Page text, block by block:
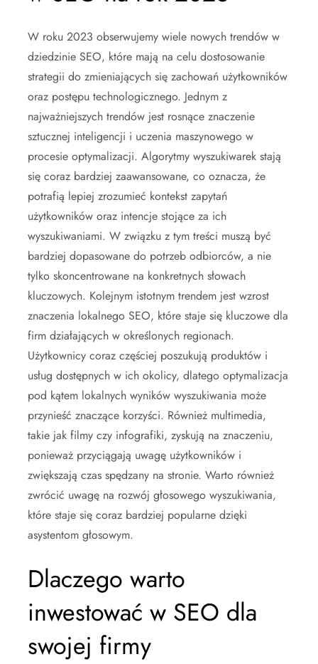
W roku 2023 obserwujemy wiele nowych trendów w
dziedzinie SEO, które mają na celu dostosowanie
strategii do zmieniających się zachowań użytkowników
oraz postępu technologicznego. Jednym z
najważniejszych trendów jest rosnące znaczenie
sztucznej inteligencji i uczenia maszynowego w
procesie optymalizacji. Algorytmy wyszukiwarek stają
się coraz bardziej zaawansowane, co oznacza, że
potrafią lepiej zrozumieć kontekst zapytań
użytkowników oraz intencje stojące za ich
wyszukiwaniami. W związku z tym treści muszą być
bardziej dopasowane do potrzeb odbiorców, a nie
tylko skoncentrowane na konkretnych słowach
kluczowych. Kolejnym istotnym trendem jest wzrost
znaczenia lokalnego SEO, które staje się kluczowe dla
firm działających w określonych regionach.
Użytkownicy coraz częściej poszukują produktów i
usług dostępnych w ich okolicy, dlatego optymalizacja
pod kątem lokalnych wyników wyszukiwania może
przynieść znaczące korzyści. Również multimedia,
takie jak filmy czy infografiki, zyskują na znaczeniu,
ponieważ przyciągają uwagę użytkowników i
zwiększają czas spędzany na stronie. Warto również
zwrócić uwagę na rozwój głosowego wyszukiwania,
które staje się coraz bardziej popularne dzięki
asystentom głosowym.
Dlaczego warto
inwestować w SEO dla
swojej firmy